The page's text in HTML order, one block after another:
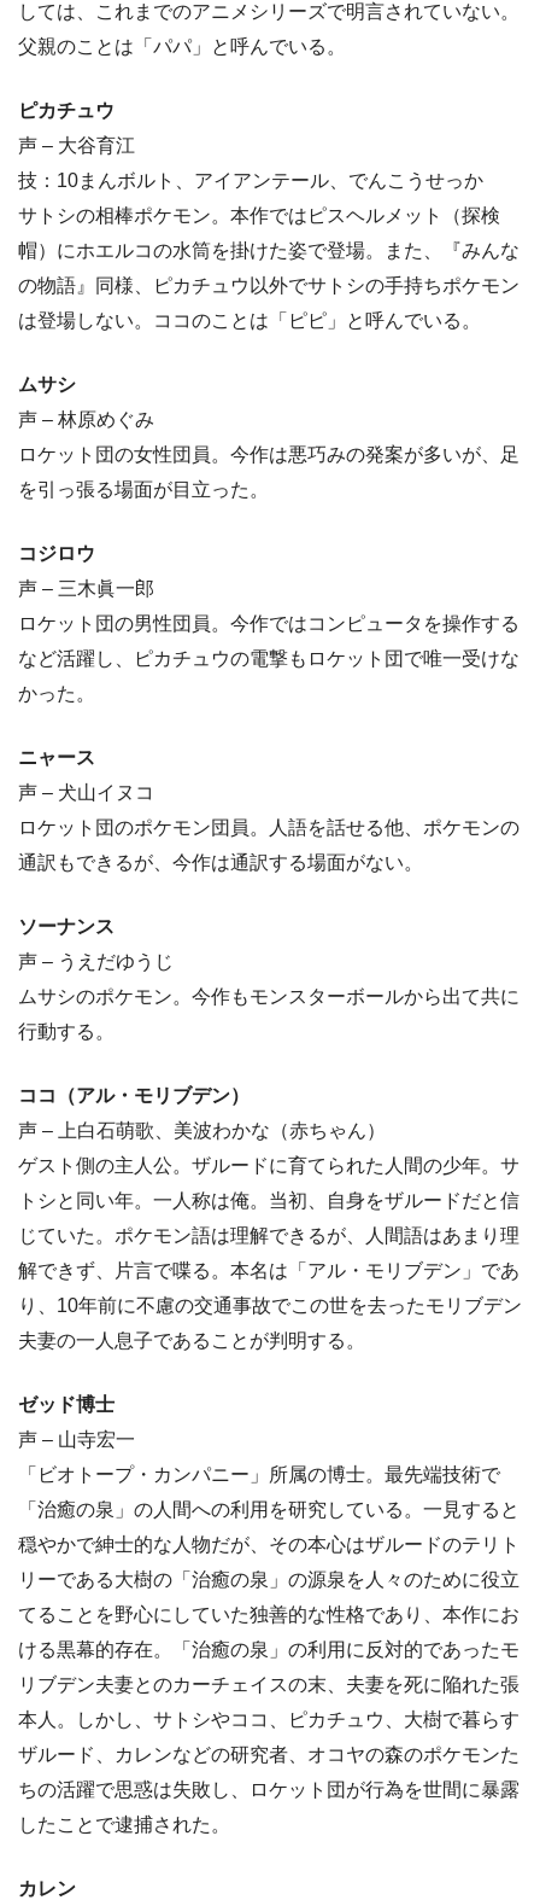
しては、これまでのアニメシリーズで明言されていない。
父親のことは「パパ」と呼んでいる。
ピカチュウ
声 – 大谷育江
技：10まんボルト、アイアンテール、でんこうせっか
サトシの相棒ポケモン。本作ではピスヘルメット（探検
帽）にホエルコの水筒を掛けた姿で登場。また、『みんな
の物語』同様、ピカチュウ以外でサトシの手持ちポケモン
は登場しない。ココのことは「ピピ」と呼んでいる。
ムサシ
声 – 林原めぐみ
ロケット団の女性団員。今作は悪巧みの発案が多いが、足
を引っ張る場面が目立った。
コジロウ
声 – 三木眞一郎
ロケット団の男性団員。今作ではコンピュータを操作する
など活躍し、ピカチュウの電撃もロケット団で唯一受けな
かった。
ニャース
声 – 犬山イヌコ
ロケット団のポケモン団員。人語を話せる他、ポケモンの
通訳もできるが、今作は通訳する場面がない。
ソーナンス
声 – うえだゆうじ
ムサシのポケモン。今作もモンスターボールから出て共に
行動する。
ココ（アル・モリブデン）
声 – 上白石萌歌、美波わかな（赤ちゃん）
ゲスト側の主人公。ザルードに育てられた人間の少年。サ
トシと同い年。一人称は俺。当初、自身をザルードだと信
じていた。ポケモン語は理解できるが、人間語はあまり理
解できず、片言で喋る。本名は「アル・モリブデン」であ
り、10年前に不慮の交通事故でこの世を去ったモリブデン
夫妻の一人息子であることが判明する。
ゼッド博士
声 – 山寺宏一
「ビオトープ・カンパニー」所属の博士。最先端技術で
「治癒の泉」の人間への利用を研究している。一見すると
穏やかで紳士的な人物だが、その本心はザルードのテリト
リーである大樹の「治癒の泉」の源泉を人々のために役立
てることを野心にしていた独善的な性格であり、本作にお
ける黒幕的存在。「治癒の泉」の利用に反対的であったモ
リブデン夫妻とのカーチェイスの末、夫妻を死に陥れた張
本人。しかし、サトシやココ、ピカチュウ、大樹で暮らす
ザルード、カレンなどの研究者、オコヤの森のポケモンた
ちの活躍で思惑は失敗し、ロケット団が行為を世間に暴露
したことで逮捕された。
カレン